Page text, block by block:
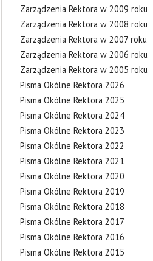
Zarządzenia Rektora w 2009 roku
Zarządzenia Rektora w 2008 roku
Zarządzenia Rektora w 2007 roku
Zarządzenia Rektora w 2006 roku
Zarządzenia Rektora w 2005 roku
Pisma Okólne Rektora 2026
Pisma Okólne Rektora 2025
Pisma Okólne Rektora 2024
Pisma Okólne Rektora 2023
Pisma Okólne Rektora 2022
Pisma Okólne Rektora 2021
Pisma Okólne Rektora 2020
Pisma Okólne Rektora 2019
Pisma Okólne Rektora 2018
Pisma Okólne Rektora 2017
Pisma Okólne Rektora 2016
Pisma Okólne Rektora 2015